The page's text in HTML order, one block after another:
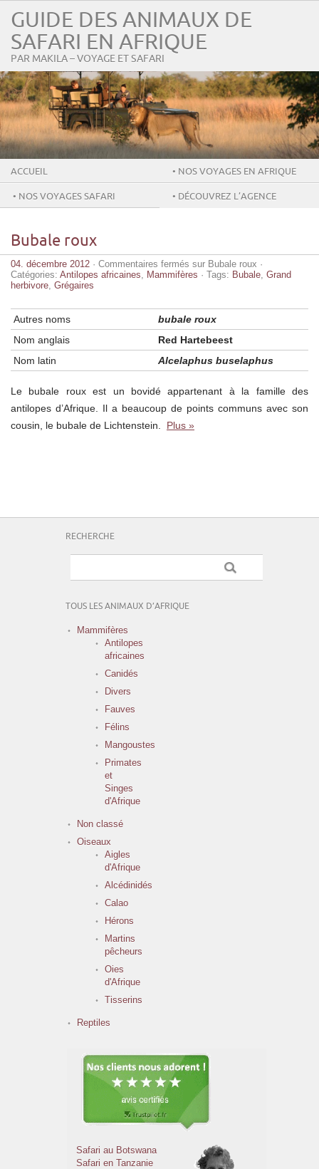
GUIDE DES ANIMAUX DE
SAFARI EN AFRIQUE
PAR MAKILA – VOYAGE ET SAFARI
ACCUEIL • NOS VOYAGES EN AFRIQUE
• NOS VOYAGES SAFARI • DÉCOUVREZ L’AGENCE
Bubale roux
04. décembre 2012 · Commentaires fermés sur Bubale roux ·
Catégories: Antilopes africaines Mammifères · Tags: Bubale Grand
herbivore Grégaires
Autres noms
bubale roux
Nom anglais
Red Hartebeest
Nom latin
Alcelaphus buselaphus
Le bubale roux est un bovidé appartenant à la famille des
antilopes d’Afrique. Il a beaucoup de points communs avec son
cousin, le bubale de Lichtenstein. Plus »
RECHERCHE
TOUS LES ANIMAUX D’AFRIQUE
Mammifères
Antilopes
africaines
Canidés
Divers
Fauves
Félins
Mangoustes
Primates
et
Singes
d'Afrique
Non classé
Oiseaux
Aigles
d'Afrique
Alcédinidés
Calao
Hérons
Martins
pêcheurs
Oies
d'Afrique
Tisserins
Reptiles
Safari au Botswana
Safari en Tanzanie